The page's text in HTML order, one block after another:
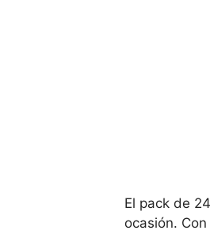
El pack de
ocasión.